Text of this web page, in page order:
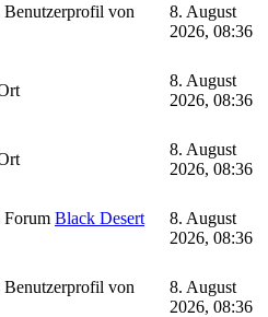
Benutzerprofil von
8. August
2026, 08:36
8. August
2026, 08:36
8. August
2026, 08:36
Forum Black Desert
8. August
2026, 08:36
Benutzerprofil von
8. August
2026, 08:36